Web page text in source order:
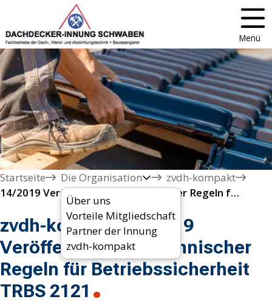
Menü
Startseite
Die Organisation
Über uns
Vorteile Mitgliedschaft
Partner der Innung
zvdh-kompakt
zvdh-kompakt
14/2019 Veröffentlichung technischer Regeln für Betriebssicherheit TRBS 2121
zvdh-kompakt 14/2019
Veröffentlichung technischer
Regeln für Betriebssicherheit
TRBS 2121